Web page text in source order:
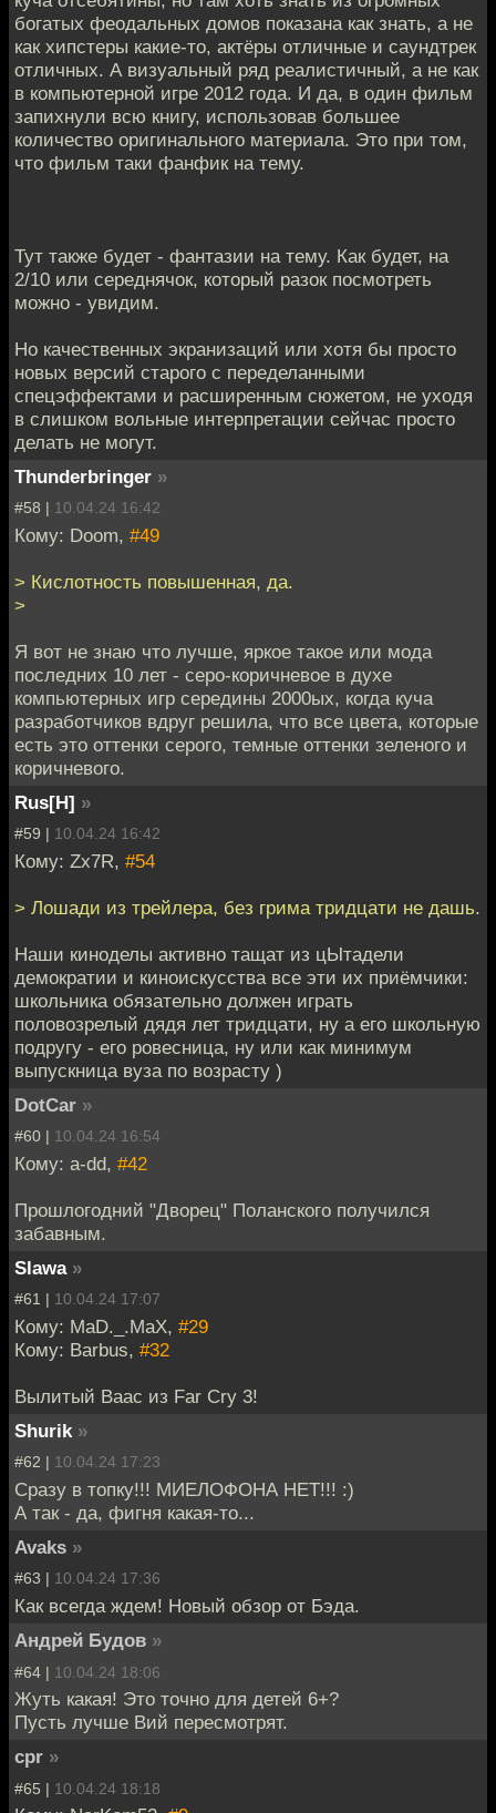
богатых феодальных домов показана как знать, а не
как хипстеры какие-то, актёры отличные и саундтрек
отличных. А визуальный ряд реалистичный, а не как
в компьютерной игре 2012 года. И да, в один фильм
запихнули всю книгу, использовав большее
количество оригинального материала. Это при том,
что фильм таки фанфик на тему.
Тут также будет - фантазии на тему. Как будет, на
2/10 или середнячок, который разок посмотреть
можно - увидим.
Но качественных экранизаций или хотя бы просто
новых версий старого с переделанными
спецэффектами и расширенным сюжетом, не уходя
в слишком вольные интерпретации сейчас просто
делать не могут.
Thunderbringer »
#58 | 10.04.24 16:42
Кому: Doom, #49
> Кислотность повышенная, да.
>
Я вот не знаю что лучше, яркое такое или мода
последних 10 лет - серо-коричневое в духе
компьютерных игр середины 2000ых, когда куча
разработчиков вдруг решила, что все цвета, которые
есть это оттенки серого, темные оттенки зеленого и
коричневого.
Rus[H] »
#59 | 10.04.24 16:42
Кому: Zx7R, #54
> Лошади из трейлера, без грима тридцати не дашь.
Наши киноделы активно тащат из цЫтадели
демократии и киноискусства все эти их приёмчики:
школьника обязательно должен играть
половозрелый дядя лет тридцати, ну а его школьную
подругу - его ровесница, ну или как минимум
выпускница вуза по возрасту )
DotCar »
#60 | 10.04.24 16:54
Кому: a-dd, #42
Прошлогодний "Дворец" Поланского получился
забавным.
Slawa »
#61 | 10.04.24 17:07
Кому: MaD._.MaX, #29
Кому: Barbus, #32
Вылитый Ваас из Far Cry 3!
Shurik »
#62 | 10.04.24 17:23
Сразу в топку!!! МИЕЛОФОНА НЕТ!!! :)
А так - да, фигня какая-то...
Avaks »
#63 | 10.04.24 17:36
Как всегда ждем! Новый обзор от Бэда.
Андрей Будов »
#64 | 10.04.24 18:06
Жуть какая! Это точно для детей 6+?
Пусть лучше Вий пересмотрят.
cpr »
#65 | 10.04.24 18:18